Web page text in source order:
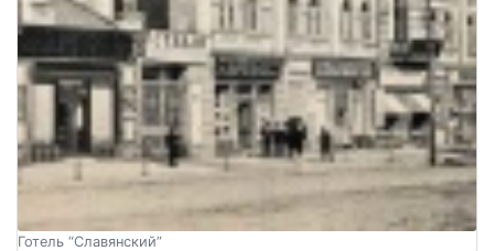
Готель “Славянский”